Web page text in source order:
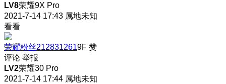
LV8荣耀9X Pro
2021-7-14 17:43 属地未知
看看
荣耀粉丝2128312619F 赞
评论 举报
LV2荣耀30 Pro
2021-7-14 17:44 属地未知